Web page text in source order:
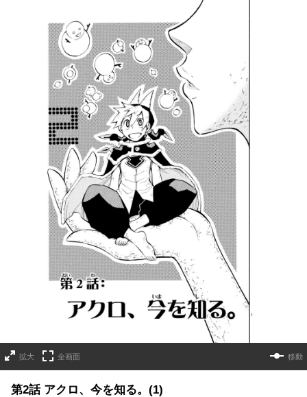
拡大 全画面 移動
第2話 アクロ、今を知る。(1)